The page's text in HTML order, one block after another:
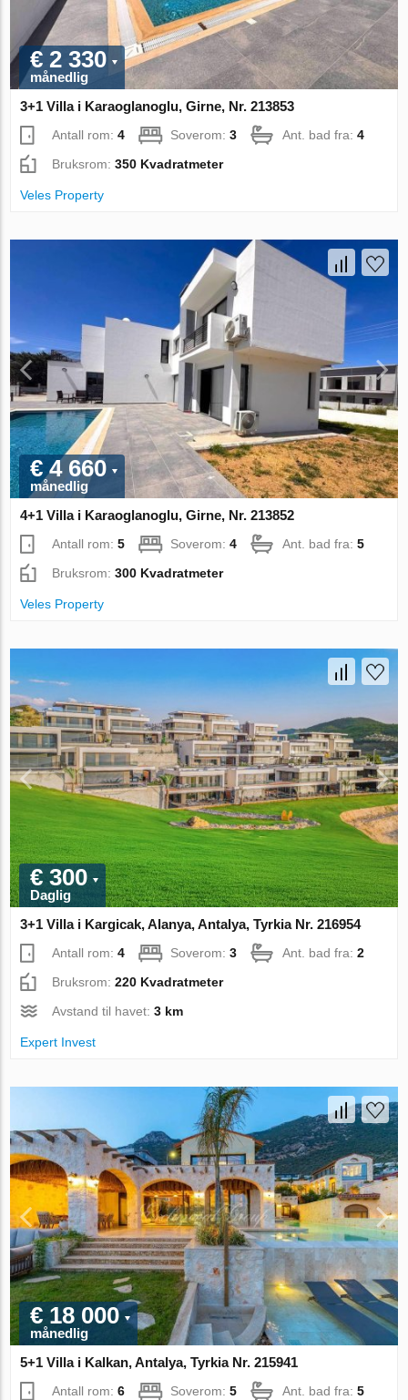
€ 2 330
månedlig
3+1 Villa i Karaoglanoglu, Girne, Nr. 213853
Antall rom:4 Soverom:3 Ant. bad fra:4
Bruksrom:350 Kvadratmeter
Veles Property
€ 4 660
månedlig
4+1 Villa i Karaoglanoglu, Girne, Nr. 213852
Antall rom:5 Soverom:4 Ant. bad fra:5
Bruksrom:300 Kvadratmeter
Veles Property
€ 300
Daglig
3+1 Villa i Kargicak, Alanya, Antalya, Tyrkia Nr. 216954
Antall rom:4 Soverom:3 Ant. bad fra:2
Bruksrom:220 Kvadratmeter
Avstand til havet:3 km
Expert Invest
€ 18 000
månedlig
5+1 Villa i Kalkan, Antalya, Tyrkia Nr. 215941
Antall rom:6 Soverom:5 Ant. bad fra:5